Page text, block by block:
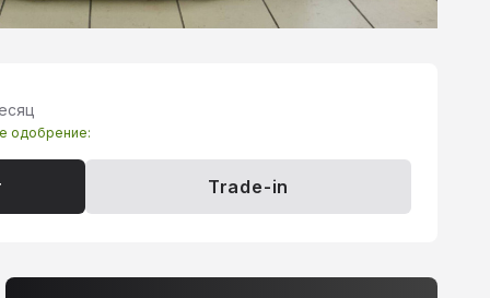
одобрение:
Trade-in